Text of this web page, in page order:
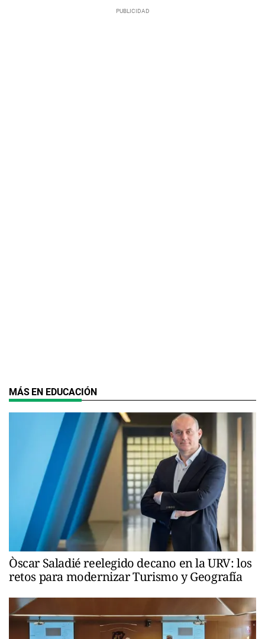
MÁS EN EDUCACIÓN
Òscar Saladié reelegido decano en la URV: los
retos para modernizar Turismo y Geografía